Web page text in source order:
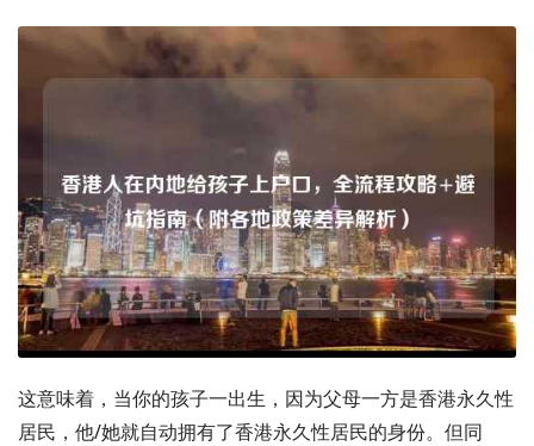
这意味着，当你的孩子一出生，因为父母一方是香港永久性
居民，他/她就自动拥有了香港永久性居民的身份。但同